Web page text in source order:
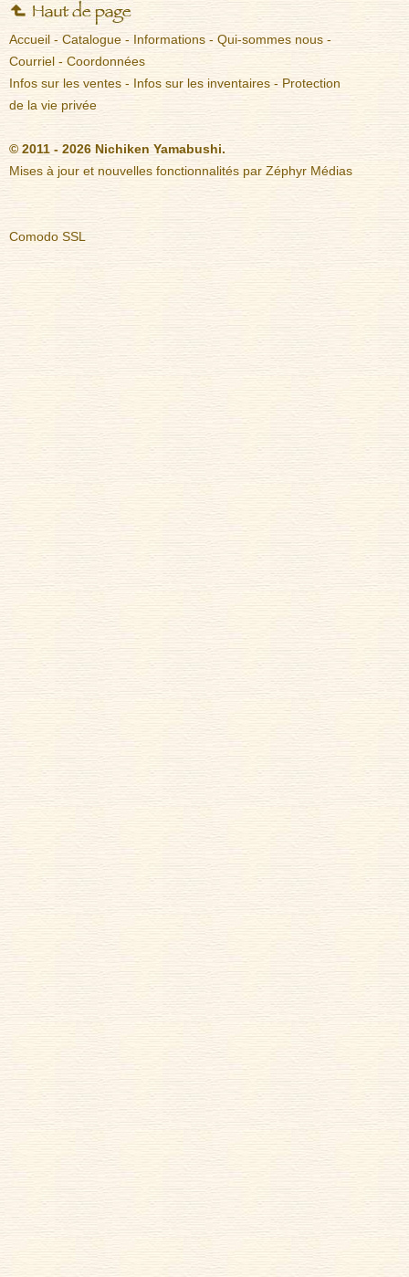
Accueil - Catalogue - Informations - Qui-sommes nous -
Courriel - Coordonnées
Infos sur les ventes - Infos sur les inventaires - Protection
de la vie privée
© 2011 - 2026 Nichiken Yamabushi.
Mises à jour et nouvelles fonctionnalités par Zéphyr Médias
Comodo SSL